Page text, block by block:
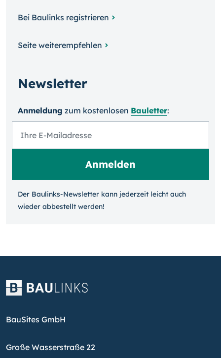
Bei Baulinks registrieren
Seite weiterempfehlen
Newsletter
Anmeldung zum kosten­losen Bauletter:
Der Baulinks-Newsletter kann jeder­zeit leicht auch
wieder ab­bestellt werden!
BauSites GmbH
Große Wasserstraße 22